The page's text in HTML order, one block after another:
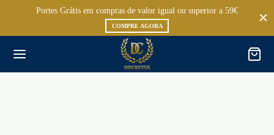
Portes Grátis em compras de valor igual ou superior a 59€
COMPRE AGORA